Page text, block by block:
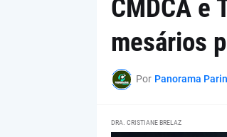
CMDCA e
mesários
Por Panorama
DRA. CRISTIANE BRELAZ